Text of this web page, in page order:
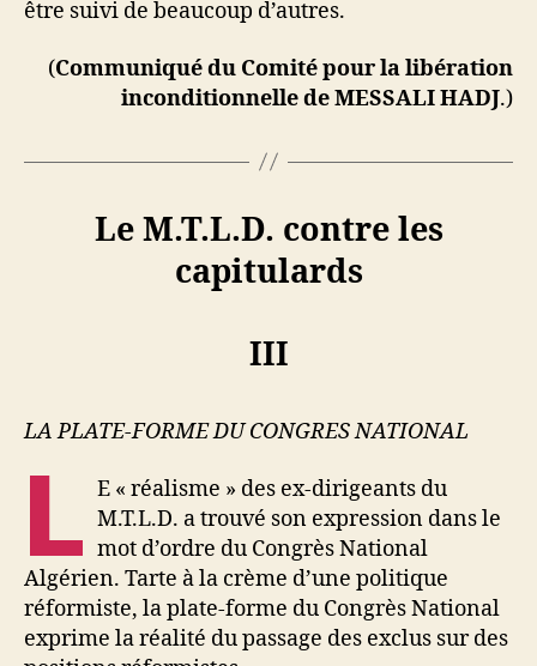
être suivi de beaucoup d’autres.
(Communiqué du Comité pour la libération
inconditionnelle de MESSALI HADJ.)
Le M.T.L.D. contre les
capitulards
III
LA PLATE-FORME DU CONGRES NATIONAL
L E « réalisme » des ex-dirigeants du
M.T.L.D. a trouvé son expression dans le
mot d’ordre du Congrès National
Algérien. Tarte à la crème d’une politique
réformiste, la plate-forme du Congrès National
exprime la réalité du passage des exclus sur des